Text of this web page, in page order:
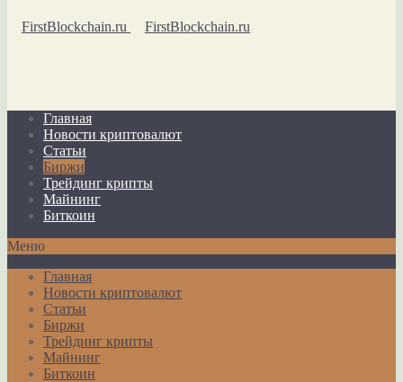
Главная
Новости криптовалют
Статьи
Биржи
Трейдинг крипты
Майнинг
Биткоин
Меню
Главная
Новости криптовалют
Статьи
Биржи
Трейдинг крипты
Майнинг
Биткоин